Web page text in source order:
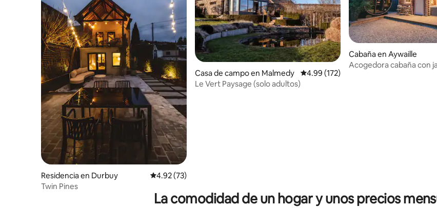
Residencia en Durbuy Calificación promedio: 4.92 de 5; 73 evaluaciones
4.92 (73)
Twin Pines
Casa de campo en Malmedy Calificación promedio: 4.99 de 5; 172
4.99 (172)
Le Vert Paysage (solo adultos)
Cabaña en Aywaille
Acogedora cabaña con
La comodidad de un hogar y unos precios